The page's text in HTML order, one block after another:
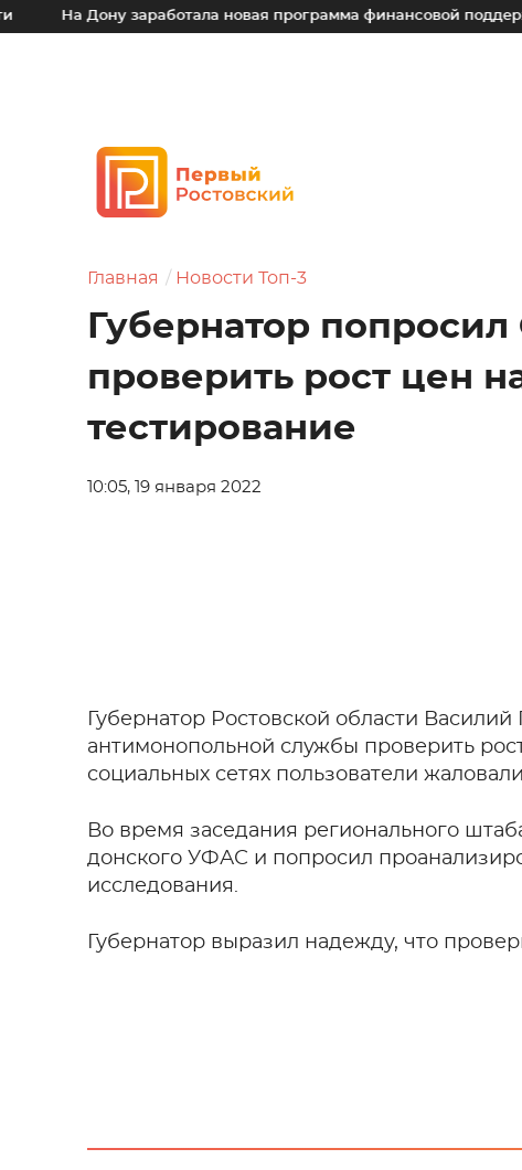
На Дону заработала новая программа финансовой поддержки
Главная Новости Топ-3
Губернатор
проверить рост цен
тестирование
10:05, 19 января 2022
Губернатор Ростовской области
антимонопольной службы проверить
социальных сетях пользователи
Во время заседания регионального
донского УФАС и попросил
исследования.
Губернатор выразил надежду, что